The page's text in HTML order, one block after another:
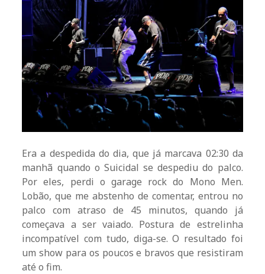
Era a despedida do dia, que já marcava 02:30 da
manhã quando o Suicidal se despediu do palco.
Por eles, perdi o garage rock do Mono Men.
Lobão, que me abstenho de comentar, entrou no
palco com atraso de 45 minutos, quando já
começava a ser vaiado. Postura de estrelinha
incompatível com tudo, diga-se. O resultado foi
um show para os poucos e bravos que resistiram
até o fim.